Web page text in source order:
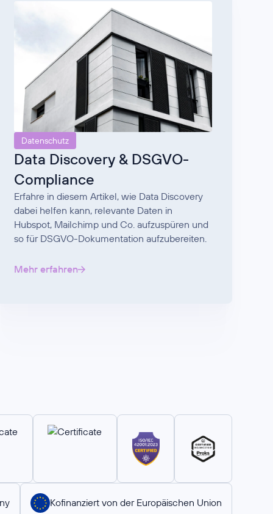
Datenschutz
Data Discovery & DSGVO-
Compliance
Erfahre in diesem Artikel, wie Data Discovery
dabei helfen kann, relevante Daten in
Hubspot, Mailchimp und Co. aufzuspüren und
so für DSGVO-Dokumentation aufzubereiten.
Mehr erfahren
Kofinanziert von der Europäischen Union